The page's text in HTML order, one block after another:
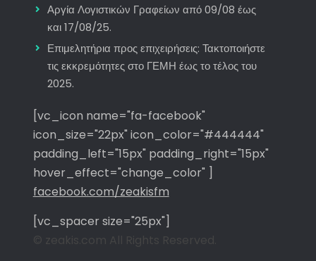
Αργία Λογιστικών Γραφείων από 09/08 έως
και 17/08/25.
Επιμελητήρια προς επιχειρήσεις: Τακτοποιήστε
τις εκκρεμότητες στο ΓΕΜΗ έως το τέλος του
2025.
[vc_icon name="fa-facebook"
icon_size="22px" icon_color="#444444"
padding_left="15px" padding_right="15px"
hover_effect="change_color" ]
facebook.com/zeakisfm
[vc_spacer size="25px"]
© zeakis.com All Rights Reserved.